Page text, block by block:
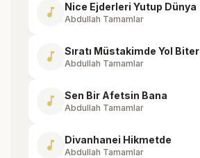
music_note Nice Ejderleri Yutup Dünya
Abdullah Tamamlar
music_note Sıratı Müstakimde Yol Biter
Abdullah Tamamlar
music_note Sen Bir Afetsin Bana
Abdullah Tamamlar
music_note Divanhanei Hikmetde
Abdullah Tamamlar